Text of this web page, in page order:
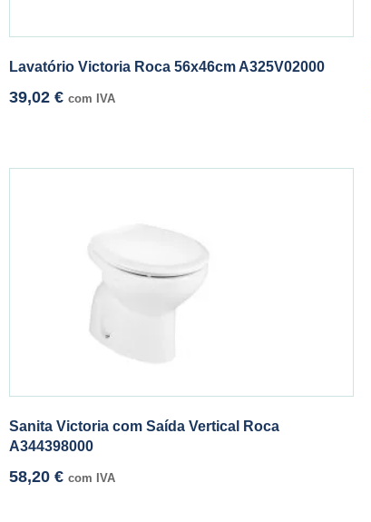
Lavatório Victoria Roca 56x46cm A325V02000
39,02 € com IVA
Sanita Victoria com Saída Vertical Roca
A344398000
58,20 € com IVA